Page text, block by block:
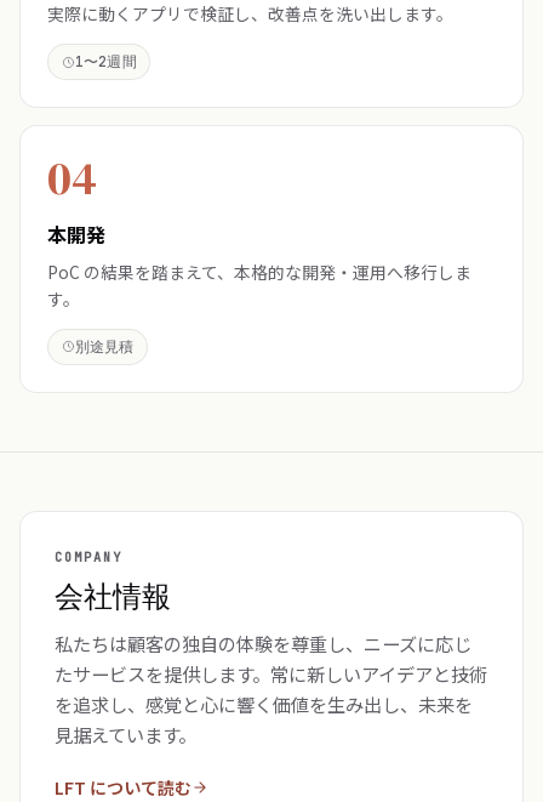
実際に動くアプリで検証し、改善点を洗い出します。
1〜2週間
04
本開発
PoC の結果を踏まえて、本格的な開発・運用へ移行しま
す。
別途見積
COMPANY
会社情報
私たちは顧客の独自の体験を尊重し、ニーズに応じ
たサービスを提供します。常に新しいアイデアと技術
を追求し、感覚と心に響く価値を生み出し、未来を
見据えています。
LFT について読む